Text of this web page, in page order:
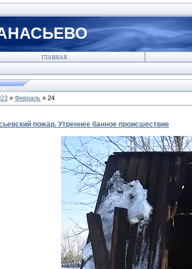
ГЛАВНАЯ
» Февраль » 24
пожар. Утреннее банное происшествие